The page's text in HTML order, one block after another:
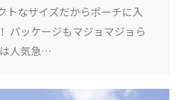
トなサイズだからポーチに入
パッケージもマジョマジョら
人気急…